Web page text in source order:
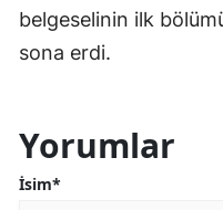
belgeselinin ilk
sona erdi.
Yorumlar
İsim*